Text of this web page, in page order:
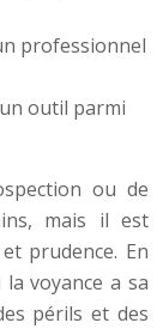
professionnel
outil parmi
ou de
mais il est
prudence. En
voyance a sa
périls et des